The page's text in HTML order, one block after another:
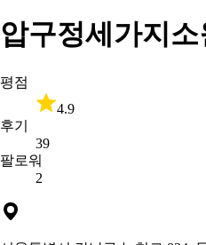
압구정세가지소
평점
4.9
후기
39
팔로워
2